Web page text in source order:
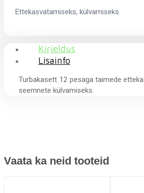
Ettekasvatamiseks, külvamiseks.
Kirjeldus
Lisainfo
Turbakasett 12 pesaga taimede
seemnete külvamiseks.
Vaata ka neid tooteid